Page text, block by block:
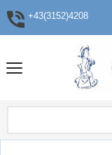
+43(3152)4208